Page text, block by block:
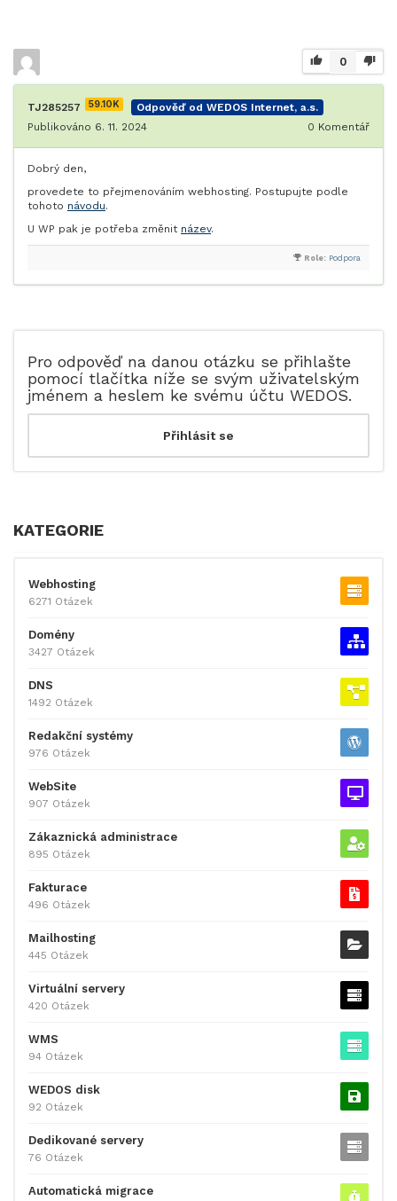
0
TJ285257 59.10K
Odpověď od WEDOS Internet, a.s.
Publikováno 6. 11. 2024
0 Komentář
Dobrý den,
provedete to přejmenováním webhosting. Postupujte podle
tohoto návodu.
U WP pak je potřeba změnit název.
Role: Podpora
Pro odpověď na danou otázku se přihlašte
pomocí tlačítka níže se svým uživatelským
jménem a heslem ke svému účtu WEDOS.
KATEGORIE
Webhosting
6271 Otázek
Domény
3427 Otázek
DNS
1492 Otázek
Redakční systémy
976 Otázek
WebSite
907 Otázek
Zákaznická administrace
895 Otázek
Fakturace
496 Otázek
Mailhosting
445 Otázek
Virtuální servery
420 Otázek
WMS
94 Otázek
WEDOS disk
92 Otázek
Dedikované servery
76 Otázek
Automatická migrace